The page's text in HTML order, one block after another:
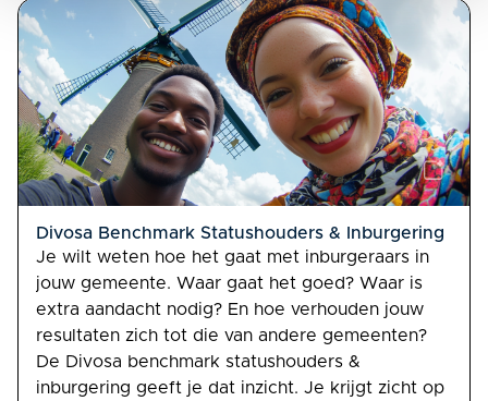
Divosa Benchmark Statushouders & Inburgering
Je wilt weten hoe het gaat met inburgeraars in
jouw gemeente. Waar gaat het goed? Waar is
extra aandacht nodig? En hoe verhouden jouw
resultaten zich tot die van andere gemeenten?
De Divosa benchmark statushouders &
inburgering geeft je dat inzicht. Je krijgt zicht op